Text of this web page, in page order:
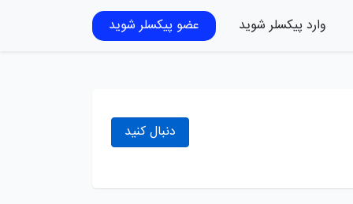
وارد پیکسلر شوید عضو پیکسلر شوید
دنبال کنید